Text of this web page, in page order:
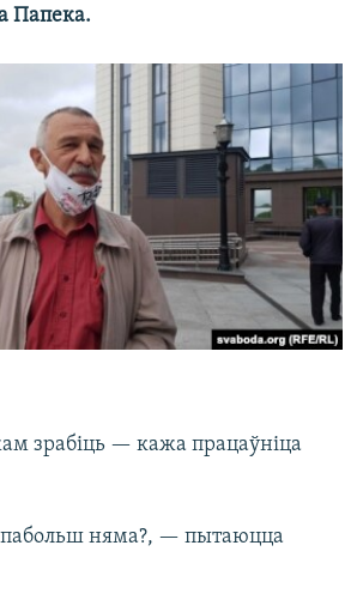
Папека.
зрабіць — кажа працаўніца
пабольш няма?, — пытаюцца